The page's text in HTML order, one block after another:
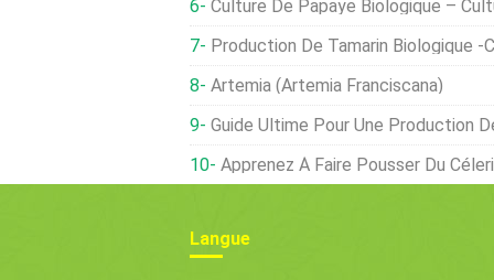
Culture De Papaye Biologique –
Production De Tamarin Biologique -
Artemia (Artemia Franciscana)
Guide Ultime Pour Une Production
Apprenez À Faire Pousser Du Céleri
Langue